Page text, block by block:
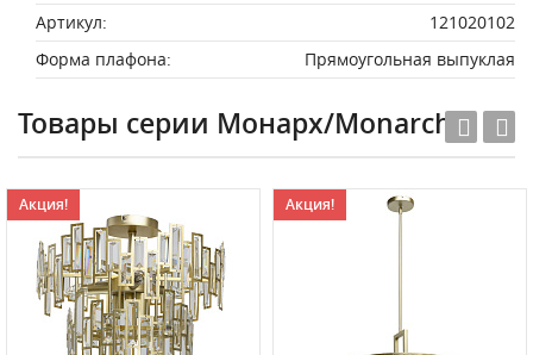
Артикул:
121020102
Форма плафона:
Прямоугольная выпуклая
Товары серии Монарх/Monarch
Акция! Акция!